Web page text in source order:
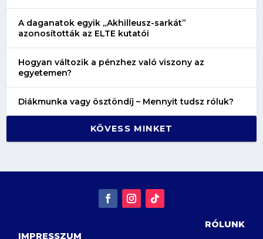
A daganatok egyik „Akhilleusz-sarkát”
azonosították az ELTE kutatói
Hogyan változik a pénzhez való viszony az
egyetemen?
Diákmunka vagy ösztöndíj – Mennyit tudsz róluk?
KÖVESS MINKET
RÓLUNK
IMPRESSZUM